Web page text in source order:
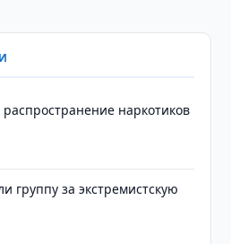
наркотиков
группу за экстремистскую